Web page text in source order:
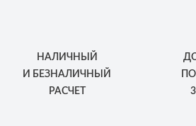
НАЛИЧНЫЙ
И БЕЗНАЛИЧНЫЙ
РАСЧЕТ